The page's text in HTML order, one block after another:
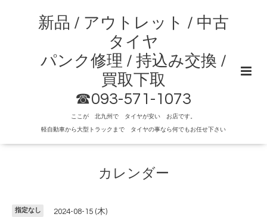
新品 / アウトレット / 中古
タイヤ
パンク修理 / 持込み交換 /
買取下取
☎093-571-1073
ここが 北九州で タイヤが安い お店です。
軽自動車から大型トラックまで タイヤの事なら何でもお任せ下さい
カレンダー
指定なし 2024-08-15 (木)